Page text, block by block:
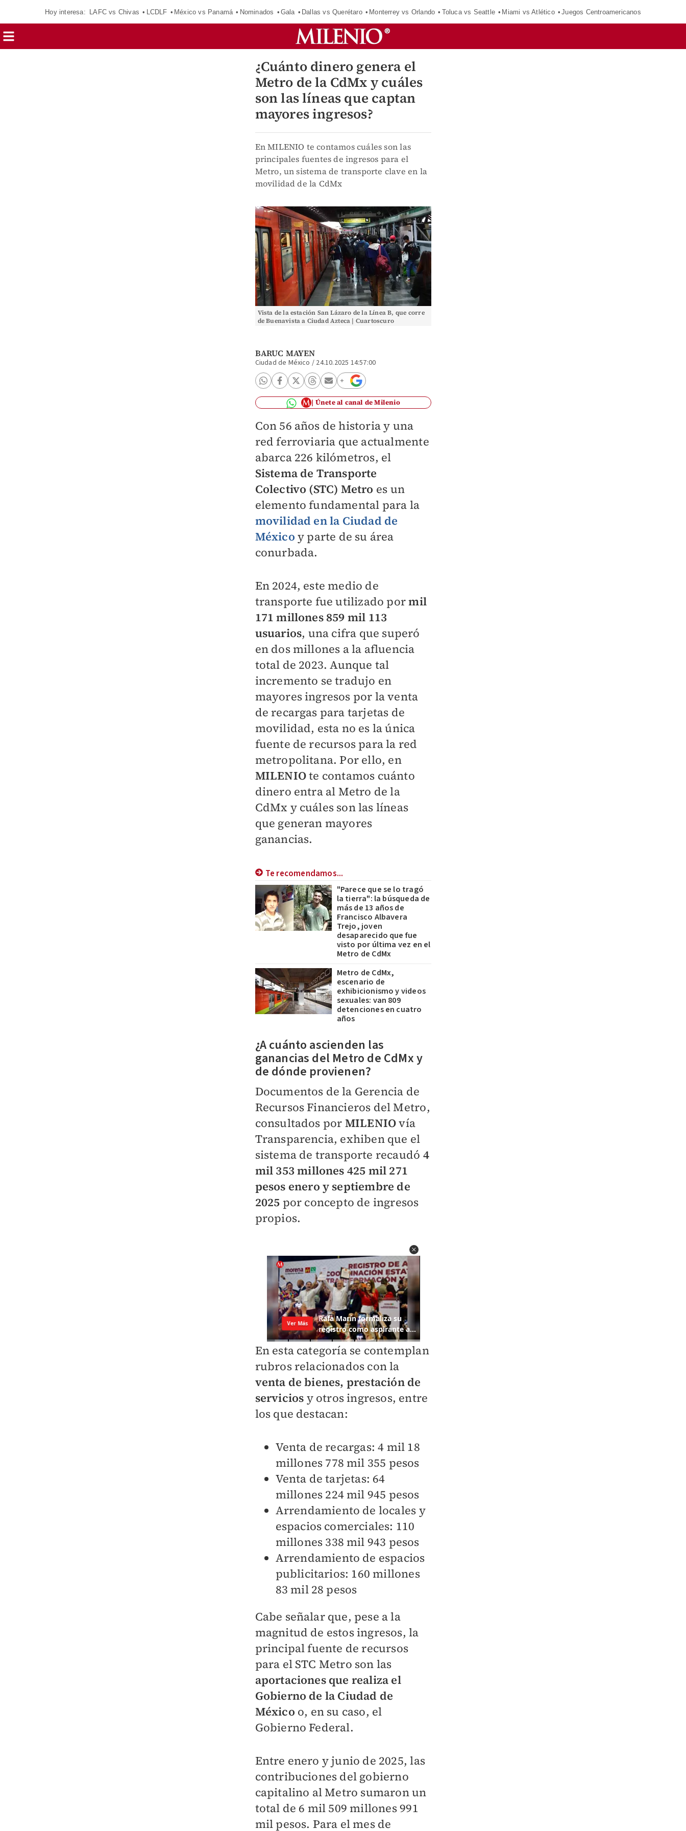
Hoy interesa: LAFC vs Chivas LCDLF México vs Panamá Nominados Gala Dallas vs Querétaro Monterrey vs Orlando Toluca vs Seattle Miami vs Atlético Juegos Centroamericanos
¿Cuánto dinero genera el
Metro de la CdMx y cuáles
son las líneas que captan
mayores ingresos?
En MILENIO te contamos cuáles son las
principales fuentes de ingresos para el
Metro, un sistema de transporte clave en la
movilidad de la CdMx
Vista de la estación San Lázaro de la Línea B, que corre
de Buenavista a Ciudad Azteca | Cuartoscuro
BARUC MAYEN
Ciudad de México / 24.10.2025 14:57:00
Únete al canal de Milenio
Con 56 años de historia y una
red ferroviaria que actualmente
abarca 226 kilómetros, el
Sistema de Transporte
Colectivo (STC) Metro es un
elemento fundamental para la
movilidad en la Ciudad de
México y parte de su área
conurbada.
En 2024, este medio de
transporte fue utilizado pormil
171 millones 859 mil 113
usuarios, una cifra que superó
en dos millones a la afluencia
total de 2023. Aunque tal
incremento se tradujo en
mayores ingresos por la venta
de recargas para tarjetas de
movilidad, esta no es la única
fuente de recursos para la red
metropolitana. Por ello, en
MILENIOte contamos cuánto
dinero entra al Metro de la
CdMx y cuáles son las líneas
que generan mayores
ganancias.
Te recomendamos...
"Parece que se lo tragó
la tierra": la búsqueda de
más de 13 años de
Francisco Albavera
Trejo, joven
desaparecido que fue
visto por última vez en el
Metro de CdMx
Metro de CdMx,
escenario de
exhibicionismo y videos
sexuales: van 809
detenciones en cuatro
años
¿A cuánto ascienden las
ganancias del Metro de CdMx y
de dónde provienen?
Documentos de la Gerencia de
Recursos Financieros del Metro,
consultados por MILENIOvía
Transparencia, exhiben que el
sistema de transporte recaudó 4
mil 353 millones 425 mil 271
pesos enero y septiembre de
2025 por concepto de ingresos
propios.
En esta categoría se contemplan
rubros relacionados con la
venta de bienes, prestación de
servicios y otros ingresos, entre
los que destacan:
Venta de recargas: 4 mil 18
millones 778 mil 355 pesos
Venta de tarjetas: 64
millones 224 mil 945 pesos
Arrendamiento de locales y
espacios comerciales: 110
millones 338 mil 943 pesos
Arrendamiento de espacios
publicitarios: 160 millones
83 mil 28 pesos
Cabe señalar que, pese a la
magnitud de estos ingresos, la
principal fuente de recursos
para el STC Metro son las
aportaciones que realiza el
Gobierno de la Ciudad de
México o, en su caso, el
Gobierno Federal.
Entre enero y junio de 2025, las
contribuciones del gobierno
capitalino al Metro sumaron un
total de 6 mil 509 millones 991
mil pesos. Para el mes de